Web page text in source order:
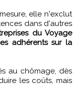
elle n'exclut
dans d'autres
du Voyage
adhérents sur la
au chômage, dès
les coûts, mais